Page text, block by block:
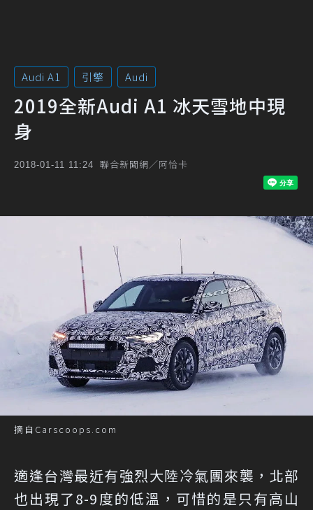
Audi A1 引擎 Audi
2019全新Audi A1 冰天雪地中現
身
2018-01-11 11:24 聯合新聞網／阿恰卡
摘自Carscoops.com
適逢台灣最近有強烈大陸冷氣團來襲，北部
也出現了8-9度的低溫，可惜的是只有高山